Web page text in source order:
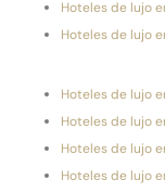
Hoteles de lujo
Hoteles de lujo
Hoteles de lujo
Hoteles de lujo
Hoteles de lujo
Hoteles de lujo